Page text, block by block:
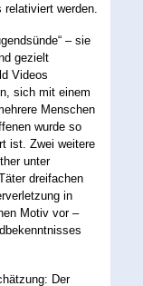
relativiert werden.
– sie
gezielt
Videos
sich mit einem
Menschen
wurde so
ist. Zwei weitere
unter
dreifachen
in
Motiv vor –
Der